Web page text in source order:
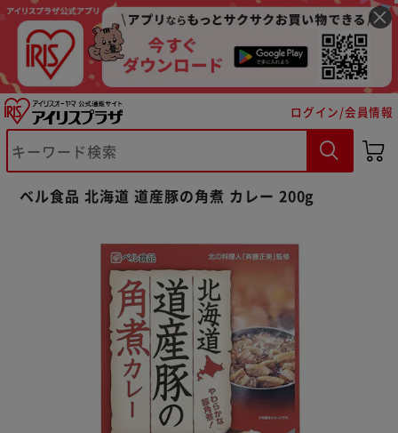
ログイン/会員情報
ベル食品 北海道 道産豚の角煮 カレー 200g
※ご確認ください
カートに入れる 購入手続きへ